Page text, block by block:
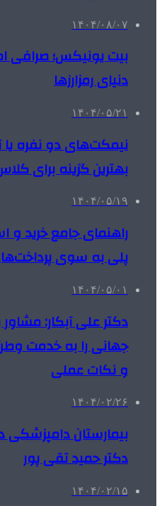
۱۴۰۴/۰۸/۰۷
بیت یونیکس؛ صرافی
دنیای رمزارزها
۱۴۰۴/۰۵/۲۱
نیمکت‌های دو نفره یا
بهترین گزینه برای
۱۴۰۴/۰۵/۱۹
راهنمای جامع خرید و
پلی به سوی
۱۴۰۴/۰۵/۰۱
دکتر علی آبکار:
جهانی را به خدمت
و نکات عملی
۱۴۰۴/۰۲/۲۶
بیمارستان
دکتر حمید تقی پور
۱۴۰۴/۰۲/۱۵